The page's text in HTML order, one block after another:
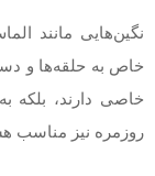
نگین‌هایی مانند
خاص به حلقه‌ها و
خاصی دارند، بلکه
روزمره نیز مناسب